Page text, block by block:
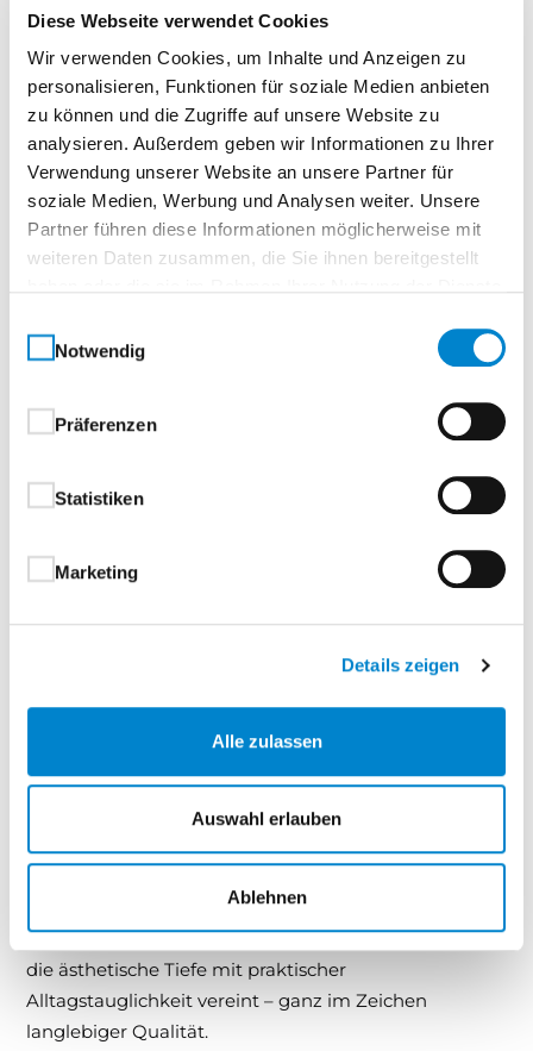
Diese Webseite verwendet Cookies
Wir verwenden Cookies, um Inhalte und Anzeigen zu
personalisieren, Funktionen für soziale Medien anbieten
zu können und die Zugriffe auf unsere Website zu
analysieren. Außerdem geben wir Informationen zu Ihrer
Verwendung unserer Website an unsere Partner für
soziale Medien, Werbung und Analysen weiter. Unsere
Partner führen diese Informationen möglicherweise mit
weiteren Daten zusammen, die Sie ihnen bereitgestellt
Notwendig
Präferenzen
Statistiken
Marketing
Details zeigen
Alle zulassen
Auswahl erlauben
Ablehnen
Beschreibung
Formelle 40 Echtlack Weiß
Normtür, rundTürelement, Vollspanplatte
Eleganz und Tiefe in zeitloser FormKlassisches
klassische Eleganz und bringt stilvolle Ruhe in jeden
hochwertige Verarbeitung mit einem harmonischen
Erscheinungsbild – ideal für anspruchsvolle
sorgt nicht nur für einen edlen Look, sondern auch für
unempfindlich und leicht zu reinigen.
Ihre Vorteile auf einen Blick:
Zeitlos elegantes Design – klassisch, stilvoll,
hochwertig
Pflegeleichte Lackoberfläche – für dauerhafte
Ideal für stilvolle Innenräume – privat oder
gewerblich
Mit Formelle entscheiden Sie sich für eine Türserie,
die ästhetische Tiefe mit praktischer
Alltagstauglichkeit vereint – ganz im Zeichen
langlebiger Qualität.